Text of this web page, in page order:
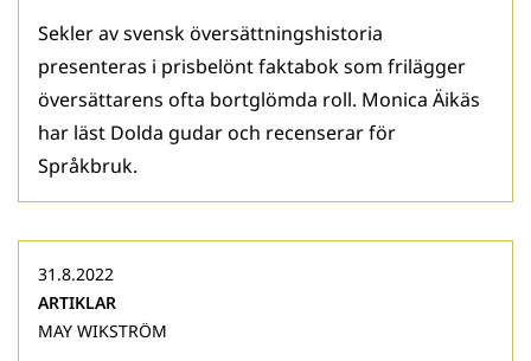
Sekler av svensk översättningshistoria
presenteras i prisbelönt faktabok som frilägger
översättarens ofta bortglömda roll. Monica Äikäs
har läst Dolda gudar och recenserar för
Språkbruk.
31.8.2022
ARTIKLAR
MAY WIKSTRÖM